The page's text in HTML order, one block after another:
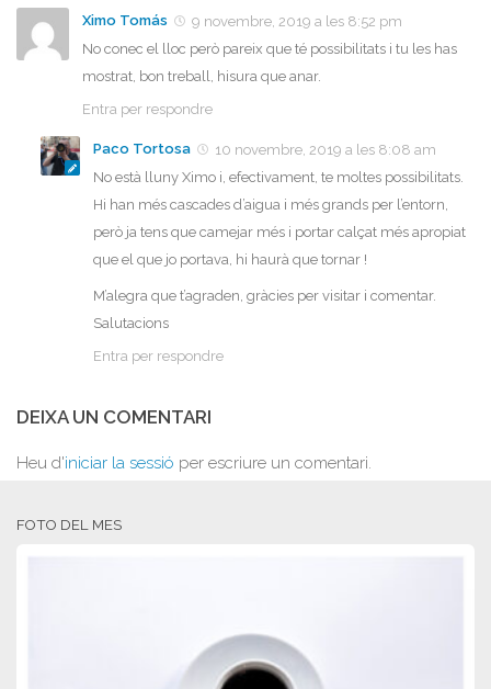
Ximo Tomás
9 novembre, 2019 a les 8:52 pm
No conec el lloc però pareix que té possibilitats i tu les has
mostrat, bon treball, hisura que anar.
Entra per respondre
Paco Tortosa
10 novembre, 2019 a les 8:08 am
No està lluny Ximo i, efectivament, te moltes possibilitats.
Hi han més cascades d’aigua i més grands per l’entorn,
però ja tens que camejar més i portar calçat més apropiat
que el que jo portava, hi haurà que tornar !
M’alegra que t’agraden, gràcies per visitar i comentar.
Salutacions
Entra per respondre
DEIXA UN COMENTARI
Heu d'iniciar la sessió per escriure un comentari.
FOTO DEL MES